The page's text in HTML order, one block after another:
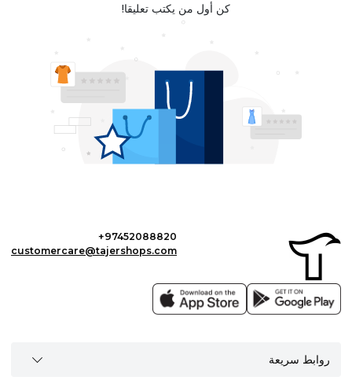
كن أول من يكتب تعليقا!
+97452088820
customercare@tajershops.com
روابط سريعة